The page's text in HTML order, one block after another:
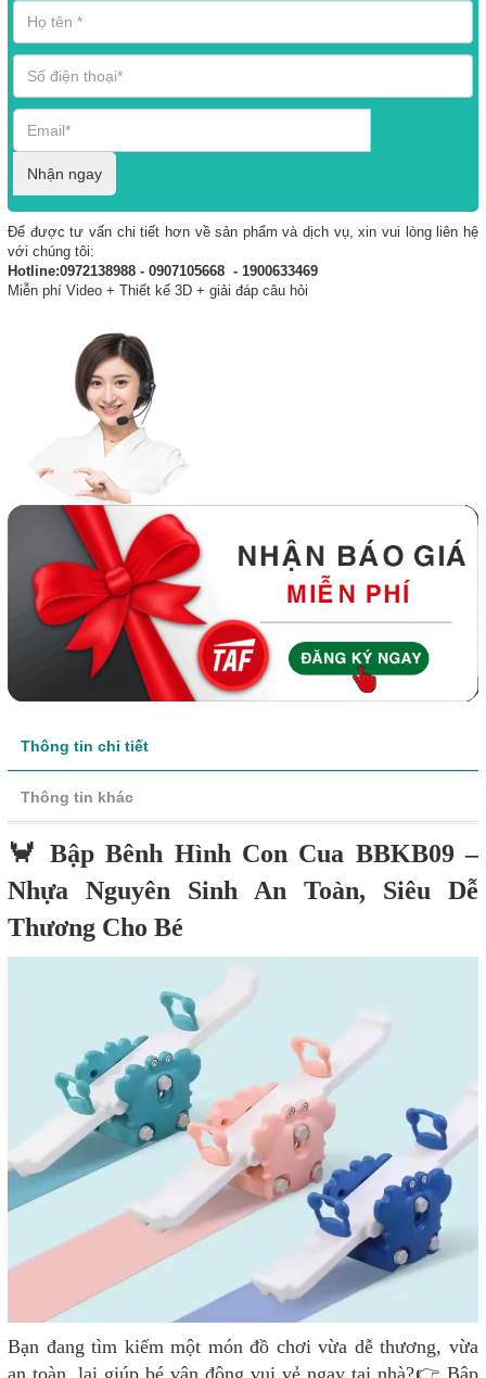
Nhận ngay
Để được tư vấn chi tiết hơn về sản phẩm và dịch vụ, xin vui lòng liên hệ
với chúng tôi:
Hotline:0972138988 - 0907105668 - 1900633469
Miễn phí Video + Thiết kế 3D + giải đáp câu hỏi
Thông tin chi tiết
Thông tin khác
🦀 Bập Bênh Hình Con Cua BBKB09 –
Nhựa Nguyên Sinh An Toàn, Siêu Dễ
Thương Cho Bé
Bạn đang tìm kiếm một món đồ chơi vừa dễ thương, vừa